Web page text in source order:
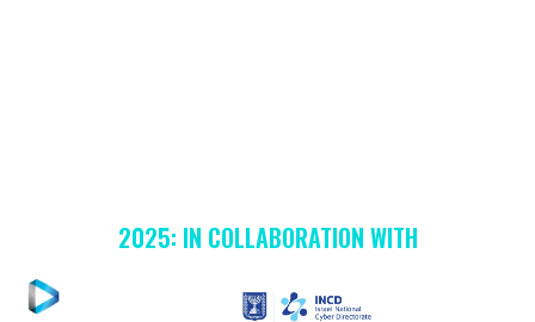
2025: IN COLLABORATION WITH